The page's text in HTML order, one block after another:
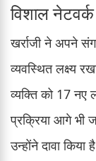
विशाल
खर्राजी ने अपने
व्यवस्थित लक्ष्य
व्यक्ति को 17 नए
प्रक्रिया आगे भी
उन्होंने दावा